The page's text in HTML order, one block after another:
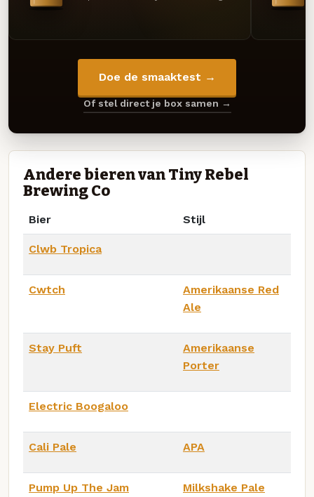
Doe de smaaktest →
Of stel direct je box samen →
Andere bieren van Tiny Rebel
Brewing Co
Bier Stijl
Clwb Tropica
Cwtch
Amerikaanse Red
Ale
Stay Puft
Amerikaanse
Porter
Electric Boogaloo
Cali Pale APA
Pump Up The Jam
Milkshake Pale